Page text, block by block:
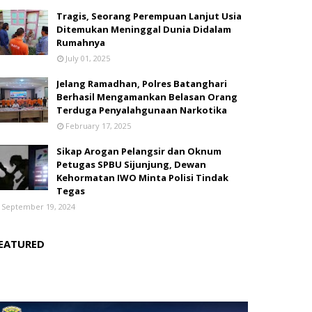
Tragis, Seorang Perempuan Lanjut Usia
Ditemukan Meninggal Dunia Didalam
Rumahnya
July 01, 2025
Jelang Ramadhan, Polres Batanghari
Berhasil Mengamankan Belasan Orang
Terduga Penyalahgunaan Narkotika
February 17, 2025
Sikap Arogan Pelangsir dan Oknum
Petugas SPBU Sijunjung, Dewan
Kehormatan IWO Minta Polisi Tindak
Tegas
September 19, 2024